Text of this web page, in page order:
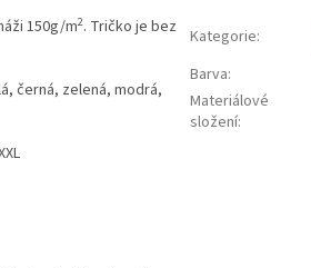
150g/m2. Tričko je bez
černá, zelená, modrá,
Kategorie:
Barva:
Materiálové
složení: